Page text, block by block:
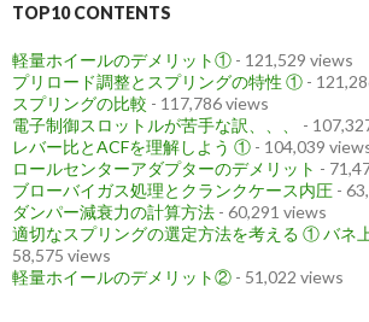
TOP10 CONTENTS
軽量ホイールのデメリット① - 121,529 views
プリロード調整とスプリングの特性 ① -
スプリングの比較 - 117,786 views
電子制御スロットルが苦手な訳、、、
-
レバー比とACFを理解しよう ① - 104,039
ロールセンターアダプターのデメリット -
ブローバイガス処理とクランクケース内圧 -
ダンパー減衰力の計算方法 - 60,291 views
適切なスプリングの選定方法を考える ① バネ
58,575 views
軽量ホイールのデメリット② - 51,022 views